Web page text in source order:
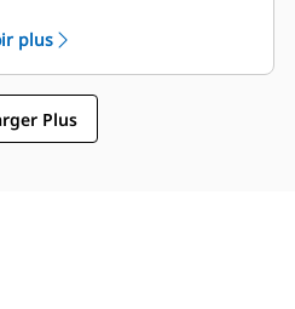
et un couple de sortie
de forage élevées.
plus
Plus